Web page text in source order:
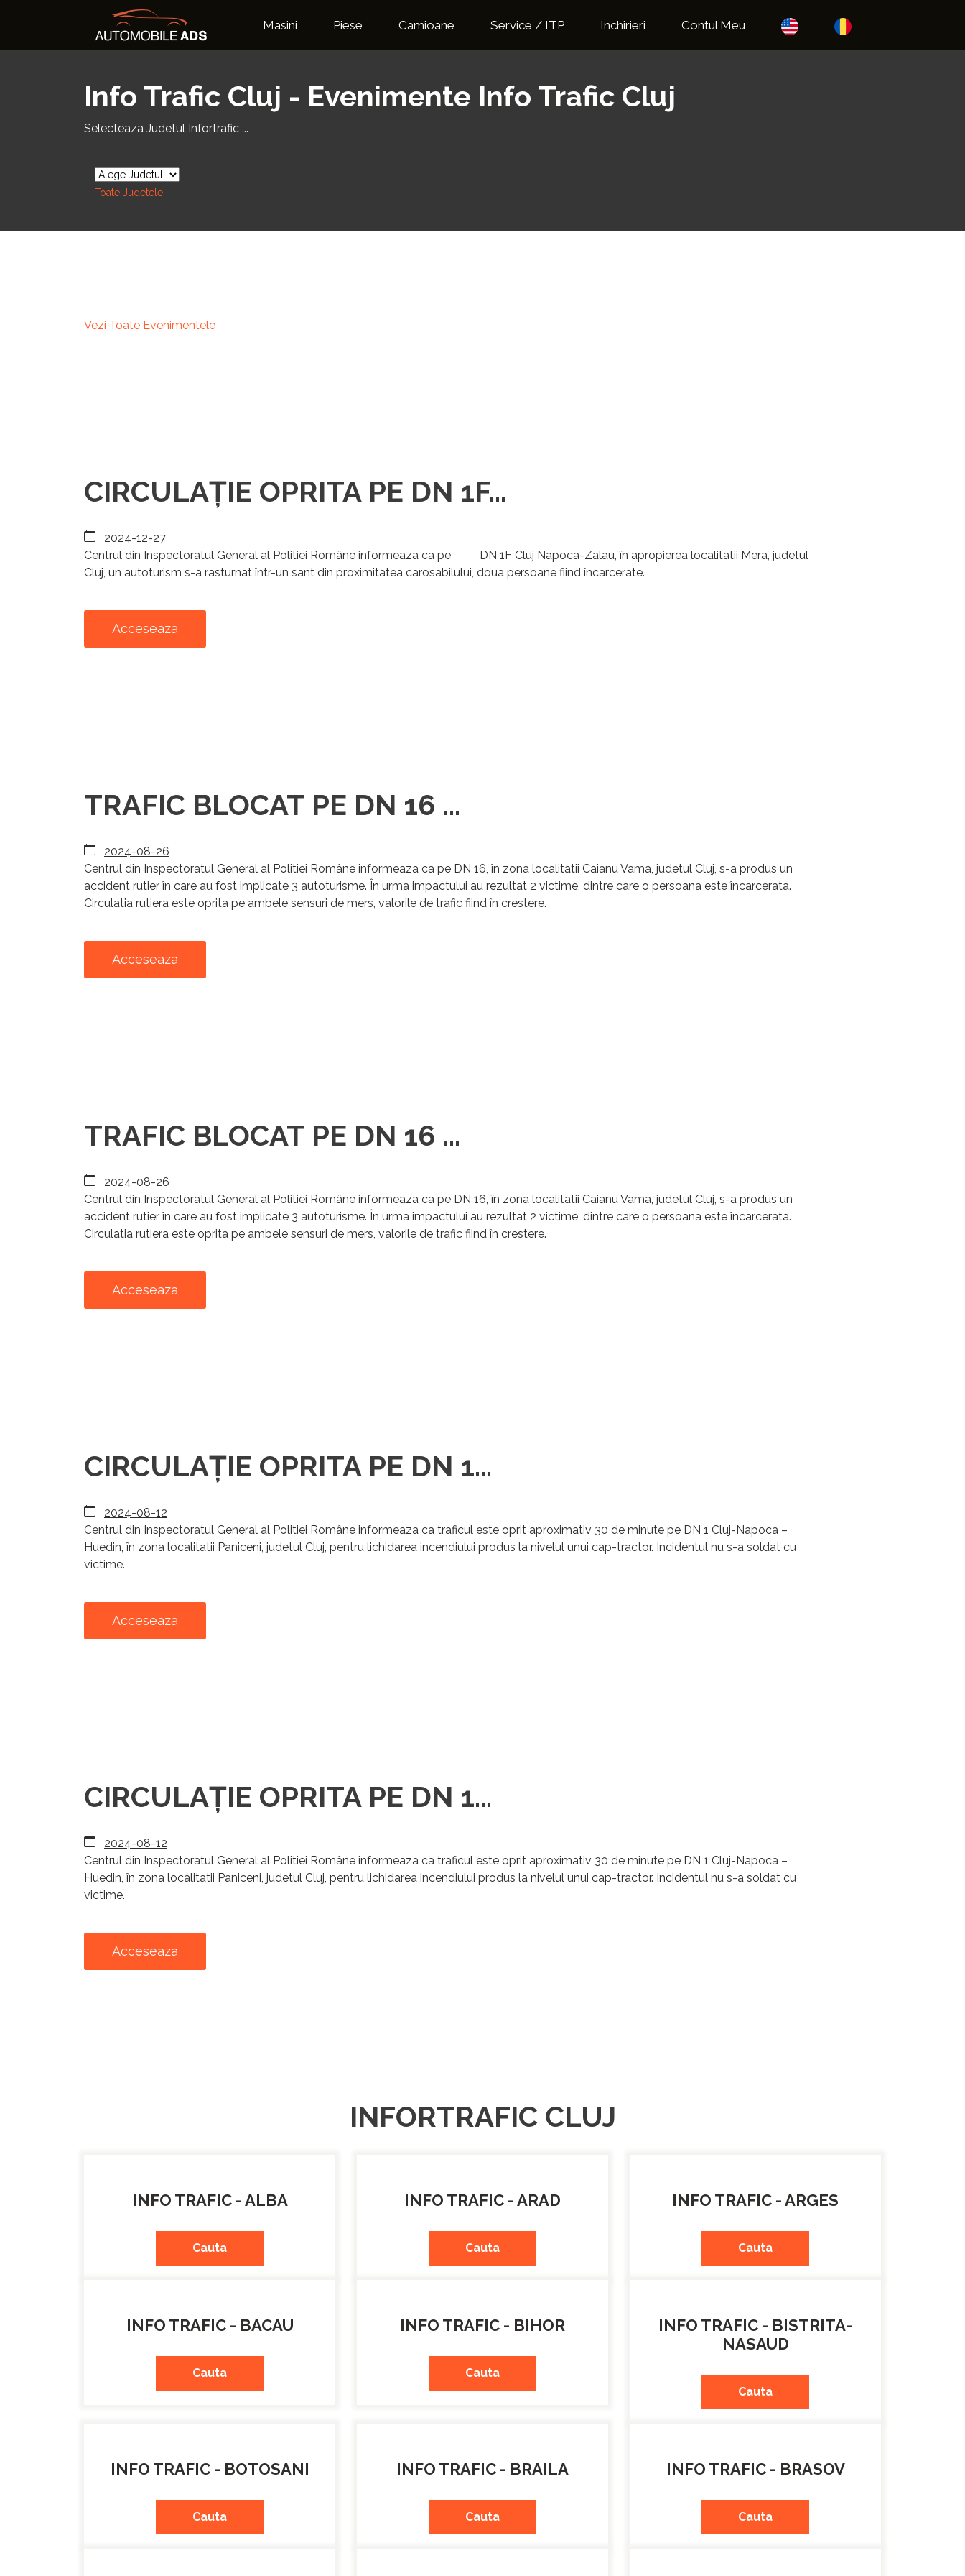
Masini Piese Camioane Service / ITP Inchirieri Contul Meu
Info Trafic Cluj - Evenimente Info Trafic Cluj
Selecteaza Judetul Infortrafic ...
Toate Judetele
Vezi Toate Evenimentele
CIRCULAȚIE OPRITA PE DN 1F...
2024-12-27
Centrul din Inspectoratul General al Politiei Române informeaza ca pe DN 1F Cluj Napoca-Zalau, în apropierea localitatii Mera, judetul
Cluj, un autoturism s-a rasturnat într-un sant din proximitatea carosabilului, doua persoane fiind încarcerate.
Acceseaza
TRAFIC BLOCAT PE DN 16 ...
2024-08-26
Centrul din Inspectoratul General al Politiei Române informeaza ca pe DN 16, în zona localitatii Caianu Vama, judetul Cluj, s-a produs un
accident rutier în care au fost implicate 3 autoturisme. În urma impactului au rezultat 2 victime, dintre care o persoana este încarcerata.
Circulatia rutiera este oprita pe ambele sensuri de mers, valorile de trafic fiind în crestere.
Acceseaza
TRAFIC BLOCAT PE DN 16 ...
2024-08-26
Centrul din Inspectoratul General al Politiei Române informeaza ca pe DN 16, în zona localitatii Caianu Vama, judetul Cluj, s-a produs un
accident rutier în care au fost implicate 3 autoturisme. În urma impactului au rezultat 2 victime, dintre care o persoana este încarcerata.
Circulatia rutiera este oprita pe ambele sensuri de mers, valorile de trafic fiind în crestere.
Acceseaza
CIRCULAȚIE OPRITA PE DN 1...
2024-08-12
Centrul din Inspectoratul General al Politiei Române informeaza ca traficul este oprit aproximativ 30 de minute pe DN 1 Cluj-Napoca –
Huedin, în zona localitatii Paniceni, judetul Cluj, pentru lichidarea incendiului produs la nivelul unui cap-tractor. Incidentul nu s-a soldat cu
victime.
Acceseaza
CIRCULAȚIE OPRITA PE DN 1...
2024-08-12
Centrul din Inspectoratul General al Politiei Române informeaza ca traficul este oprit aproximativ 30 de minute pe DN 1 Cluj-Napoca –
Huedin, în zona localitatii Paniceni, judetul Cluj, pentru lichidarea incendiului produs la nivelul unui cap-tractor. Incidentul nu s-a soldat cu
victime.
Acceseaza
INFORTRAFIC CLUJ
INFO TRAFIC - ALBA
Cauta
INFO TRAFIC - ARAD
Cauta
INFO TRAFIC - ARGES
Cauta
INFO TRAFIC - BACAU
Cauta
INFO TRAFIC - BIHOR
Cauta
INFO TRAFIC - BISTRITA-
NASAUD
Cauta
INFO TRAFIC - BOTOSANI
Cauta
INFO TRAFIC - BRAILA
Cauta
INFO TRAFIC - BRASOV
Cauta